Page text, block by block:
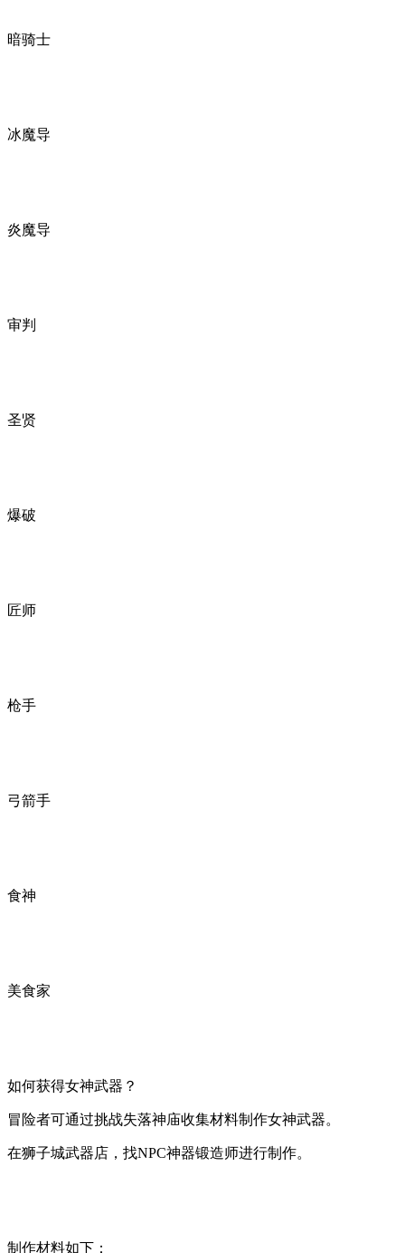
暗骑士
冰魔导
炎魔导
审判
圣贤
爆破
匠师
枪手
弓箭手
食神
美食家
如何获得女神武器？
冒险者可通过挑战失落神庙收集材料制作女神武器。
在狮子城武器店，找NPC神器锻造师进行制作。
制作材料如下：